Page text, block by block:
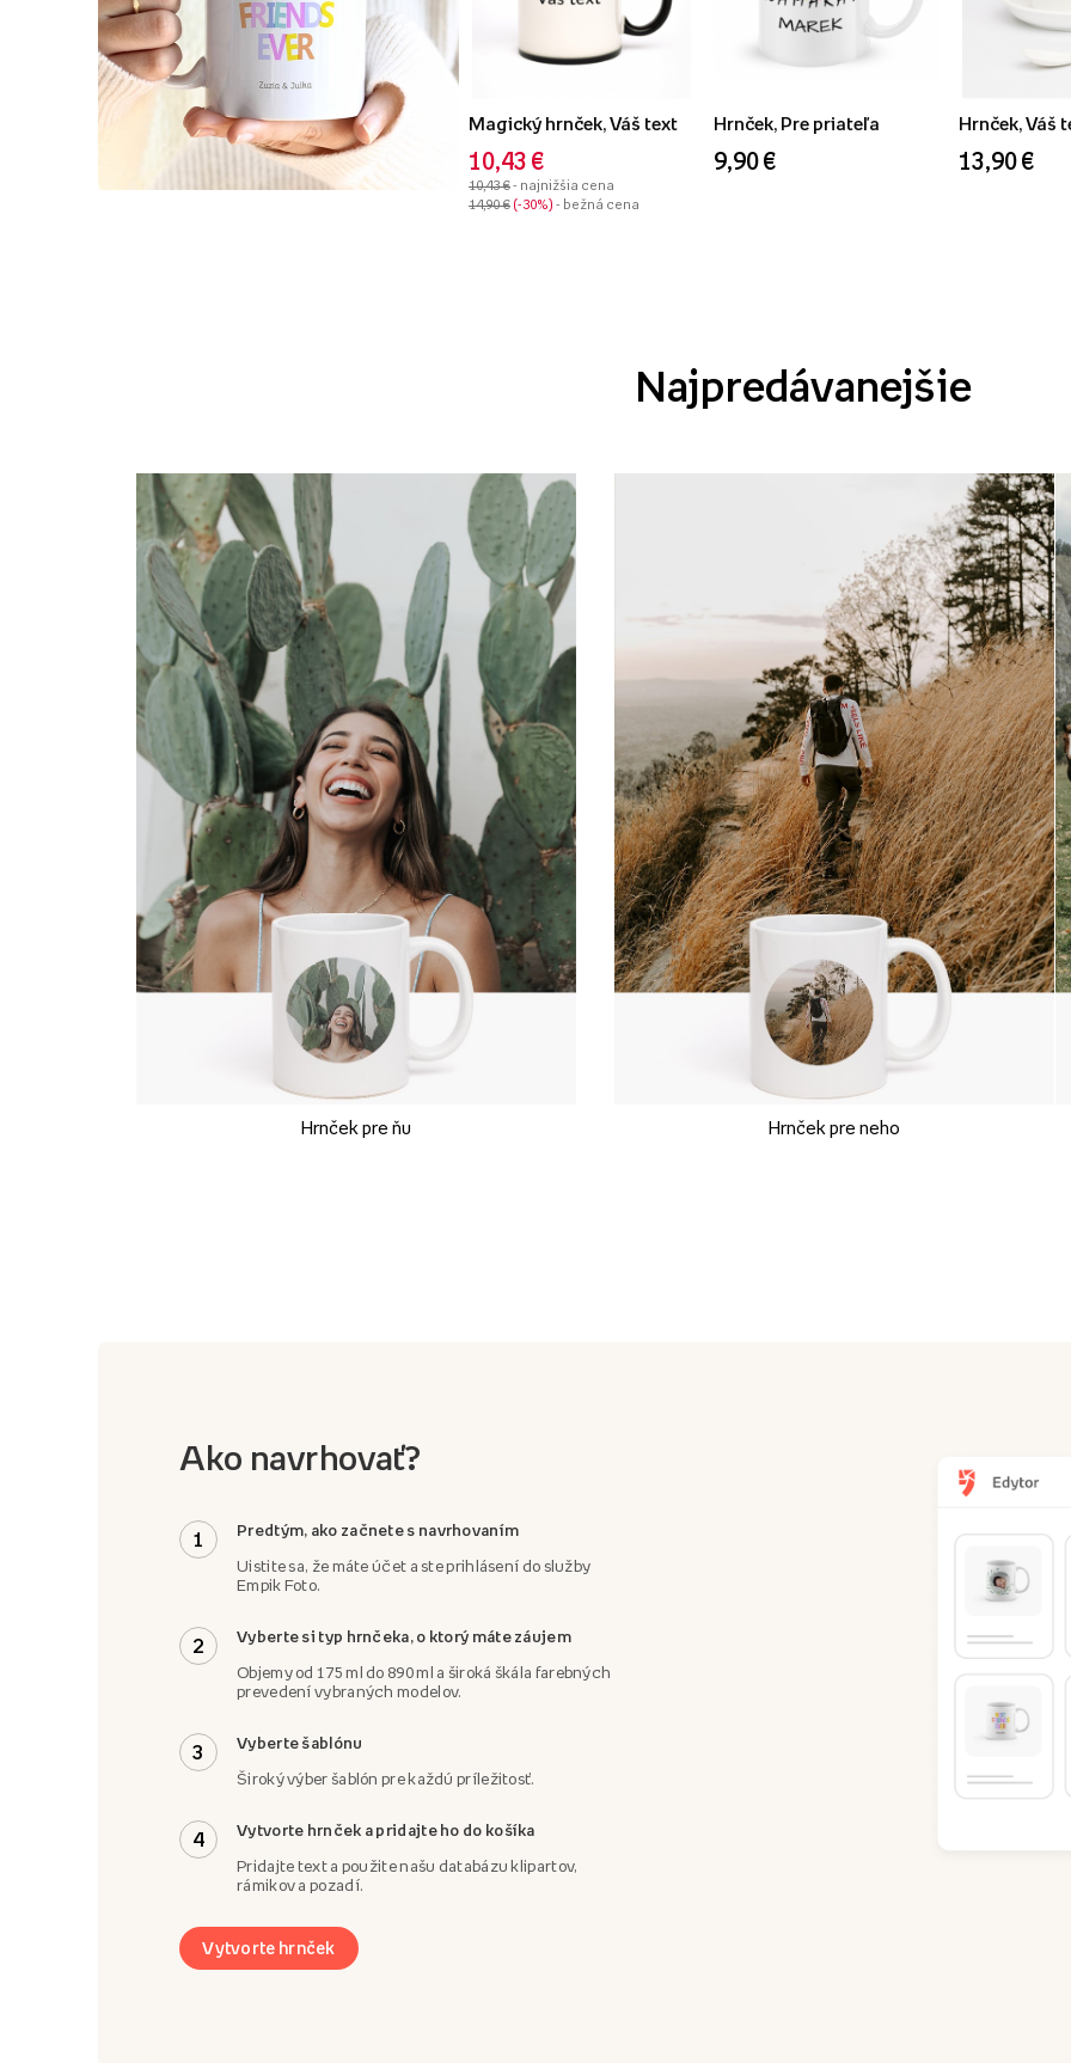
Magický hrnček, Váš text
10,43 €
10,43 €- najnižšia cena
14,90 € -30% - bežná cena
Hrnček, Pre priateľa
9,90 €
Hrnček, Váš
13,90 €
Najpredávanejšie
Hrnček pre ňu Hrnček pre neho
Ako navrhovať?
1 Predtým, ako začnete s navrhovaním
Uistite sa, že máte účet a ste prihlásení do služby
Empik Foto.
2 Vyberte si typ hrnčeka, o ktorý máte záujem
Objemy od 175 ml do 890 ml a široká škála farebných
prevedení vybraných modelov.
3 Vyberte šablónu
Široký výber šablón pre každú príležitosť.
4 Vytvorte hrnček a pridajte ho do košíka
Pridajte text a použite našu databázu klipartov,
rámikov a pozadí.
Vytvorte hrnček